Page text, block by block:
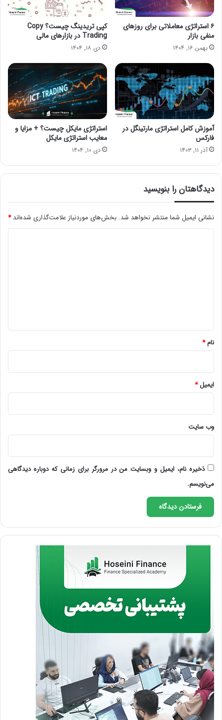
۶ استراتژی معاملاتی برای روزهای
منفی بازار
بهمن ۱۶, ۱۴۰۴
کپی تریدینگ چیست؟ Copy
Trading در بازارهای مالی
دی ۱۸, ۱۴۰۴
آموزش کامل استراتژی مارتینگل در
فارکس
آذر ۱۱, ۱۴۰۳
استراتژی مایکل چیست؟ + مزایا و
معایب استراتژی مایکل
دی ۱۰, ۱۴۰۴
دیدگاهتان را بنویسید
نشانی ایمیل شما منتشر نخواهد شد. بخش‌های موردنیاز علامت‌گذاری شده‌اند*
نام*
ایمیل*
وب‌ سایت
ذخیره نام، ایمیل و وبسایت من در مرورگر برای زمانی که دوباره دیدگاهی
می‌نویسم.